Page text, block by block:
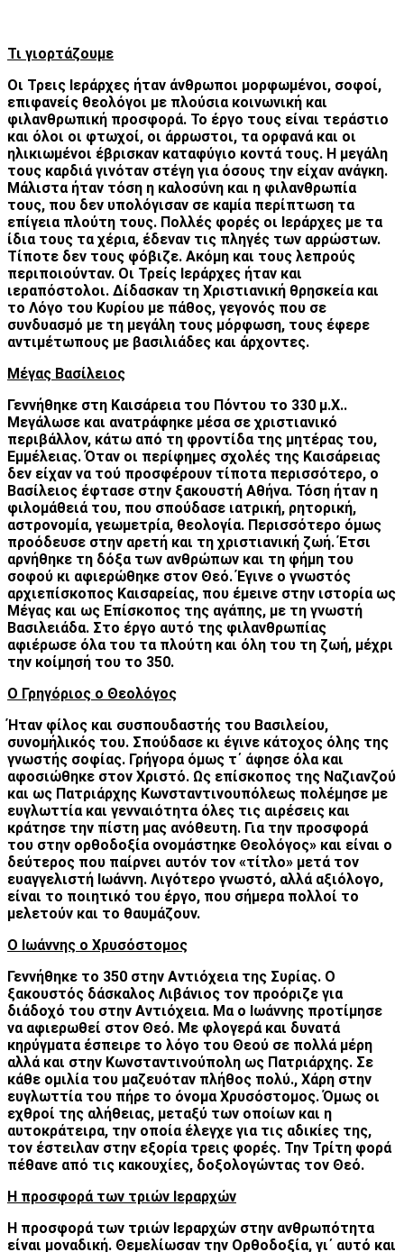
Τι γιορτάζουμε
Οι Τρεις Ιεράρχες ήταν άνθρωποι μορφωμένοι, σοφοί,
επιφανείς θεολόγοι με πλούσια κοινωνική και
φιλανθρωπική προσφορά. Το έργο τους είναι τεράστιο
και όλοι οι φτωχοί, οι άρρωστοι, τα ορφανά και οι
ηλικιωμένοι έβρισκαν καταφύγιο κοντά τους. Η μεγάλη
τους καρδιά γινόταν στέγη για όσους την είχαν ανάγκη.
Μάλιστα ήταν τόση η καλοσύνη και η φιλανθρωπία
τους, που δεν υπολόγισαν σε καμία περίπτωση τα
επίγεια πλούτη τους. Πολλές φορές οι Ιεράρχες με τα
ίδια τους τα χέρια, έδεναν τις πληγές των αρρώστων.
Τίποτε δεν τους φόβιζε. Ακόμη και τους λεπρούς
περιποιούνταν. Οι Τρείς Ιεράρχες ήταν και
ιεραπόστολοι. Δίδασκαν τη Χριστιανική θρησκεία και
το Λόγο του Κυρίου με πάθος, γεγονός που σε
συνδυασμό με τη μεγάλη τους μόρφωση, τους έφερε
αντιμέτωπους με βασιλιάδες και άρχοντες.
Μέγας Βασίλειος
Γεννήθηκε στη Καισάρεια του Πόντου το 330 μ.Χ..
Μεγάλωσε και ανατράφηκε μέσα σε χριστιανικό
περιβάλλον, κάτω από τη φροντίδα της μητέρας του,
Εμμέλειας. Όταν οι περίφημες σχολές της Καισάρειας
δεν είχαν να τού προσφέρουν τίποτα περισσότερο, ο
Βασίλειος έφτασε στην ξακουστή Αθήνα. Τόση ήταν η
φιλομάθειά του, που σπούδασε ιατρική, ρητορική,
αστρονομία, γεωμετρία, θεολογία. Περισσότερο όμως
προόδευσε στην αρετή και τη χριστιανική ζωή. Έτσι
αρνήθηκε τη δόξα των ανθρώπων και τη φήμη του
σοφού κι αφιερώθηκε στον Θεό. Έγινε ο γνωστός
αρχιεπίσκοπος Καισαρείας, που έμεινε στην ιστορία ως
Μέγας και ως Επίσκοπος της αγάπης, με τη γνωστή
Βασιλειάδα. Στο έργο αυτό της φιλανθρωπίας
αφιέρωσε όλα του τα πλούτη και όλη του τη ζωή, μέχρι
την κοίμησή του το 350.
Ο Γρηγόριος ο Θεολόγος
Ήταν φίλος και συσπουδαστής του Βασιλείου,
συνομήλικός του. Σπούδασε κι έγινε κάτοχος όλης της
γνωστής σοφίας. Γρήγορα όμως τ΄ άφησε όλα και
αφοσιώθηκε στον Χριστό. Ως επίσκοπος της Ναζιανζού
και ως Πατριάρχης Κωνσταντινουπόλεως πολέμησε με
ευγλωττία και γενναιότητα όλες τις αιρέσεις και
κράτησε την πίστη μας ανόθευτη. Για την προσφορά
του στην ορθοδοξία ονομάστηκε Θεολόγος» και είναι ο
δεύτερος που παίρνει αυτόν τον «τίτλο» μετά τον
ευαγγελιστή Ιωάννη. Λιγότερο γνωστό, αλλά αξιόλογο,
είναι το ποιητικό του έργο, που σήμερα πολλοί το
μελετούν και το θαυμάζουν.
Ο Ιωάννης ο Χρυσόστομος
Γεννήθηκε το 350 στην Αντιόχεια της Συρίας. Ο
ξακουστός δάσκαλος Λιβάνιος τον προόριζε για
διάδοχό του στην Αντιόχεια. Μα ο Ιωάννης προτίμησε
να αφιερωθεί στον Θεό. Με φλογερά και δυνατά
κηρύγματα έσπειρε το λόγο του Θεού σε πολλά μέρη
αλλά και στην Κωνσταντινούπολη ως Πατριάρχης. Σε
κάθε ομιλία του μαζευόταν πλήθος πολύ., Χάρη στην
ευγλωττία του πήρε το όνομα Χρυσόστομος. Όμως οι
εχθροί της αλήθειας, μεταξύ των οποίων και η
αυτοκράτειρα, την οποία έλεγχε για τις αδικίες της,
τον έστειλαν στην εξορία τρεις φορές. Την Τρίτη φορά
πέθανε από τις κακουχίες, δοξολογώντας τον Θεό.
Η προσφορά των τριών Ιεραρχών
Η προσφορά των τριών Ιεραρχών στην ανθρωπότητα
είναι μοναδική. Θεμελίωσαν την Ορθοδοξία, γι΄ αυτό και